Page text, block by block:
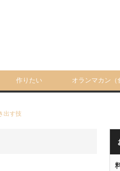
作りたい オランマカン（
出す技